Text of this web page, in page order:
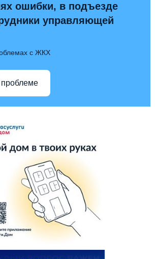
ошибки, в подъезде
управляющей
с ЖКХ
проблеме